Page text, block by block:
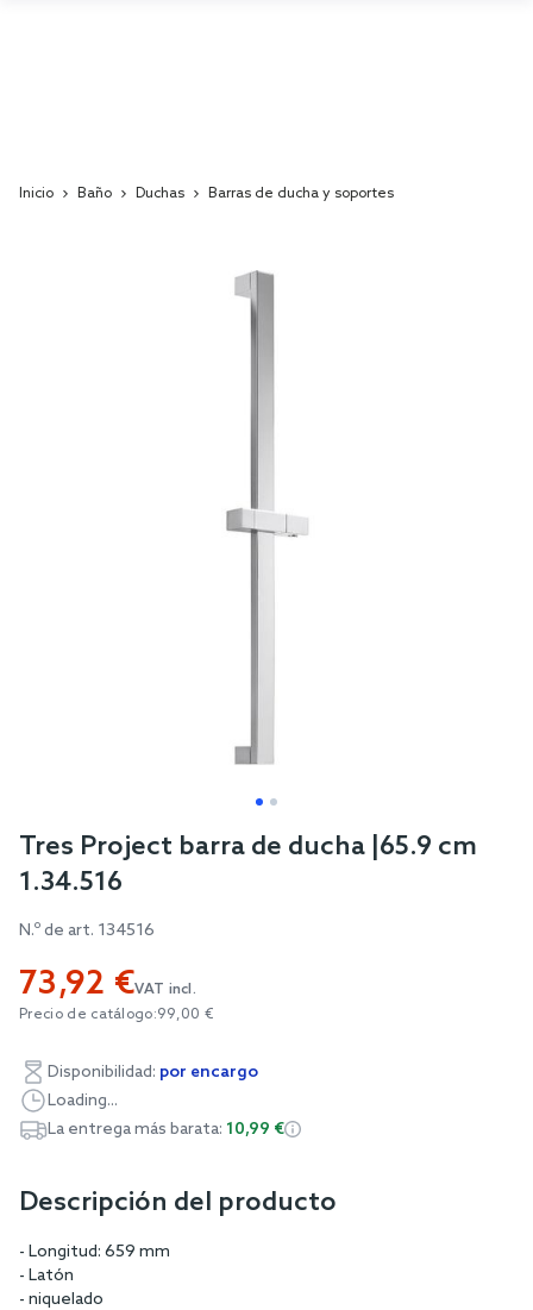
Inicio Baño Duchas Barras de ducha y soportes
Skip
to
beginning
the
images
Tres Project barra de ducha |65.9 cm
1.34.516
N.º de art. 134516
73,92 €VAT incl.
Precio de catálogo:99,00 €
Disponibilidad: por encargo
Loading...
La entrega más barata: 10,99 €
Descripción del producto
- Longitud: 659 mm
- Latón
- niquelado